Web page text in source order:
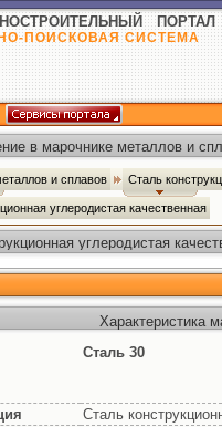
ПОРТАЛ
ПОИСКОВАЯ СИСТЕМА
в марочнике металлов и
и сплавов Сталь
углеродистая качественная
углеродистая
Характеристика
Сталь 30
Сталь